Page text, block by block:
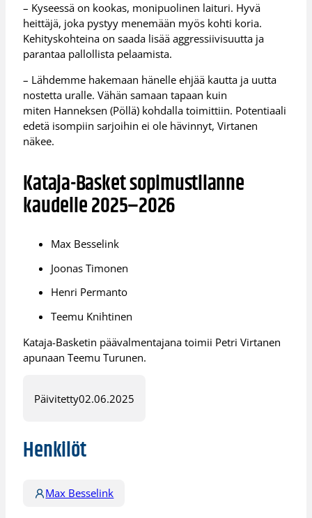
– Kyseessä on kookas, monipuolinen laituri. Hyvä
heittäjä, joka pystyy menemään myös kohti koria.
Kehityskohteina on saada lisää aggressiivisuutta ja
parantaa pallollista pelaamista.
– Lähdemme hakemaan hänelle ehjää kautta ja uutta
nostetta uralle. Vähän samaan tapaan kuin
miten Hanneksen (Pöllä) kohdalla toimittiin. Potentiaali
edetä isompiin sarjoihin ei ole hävinnyt, Virtanen
näkee.
Kataja-Basket sopimustilanne
kaudelle 2025–2026
Max Besselink
Joonas Timonen
Henri Permanto
Teemu Knihtinen
Kataja-Basketin päävalmentajana toimii Petri Virtanen
apunaan Teemu Turunen.
Päivitetty02.06.2025
Henkilöt
Max Besselink